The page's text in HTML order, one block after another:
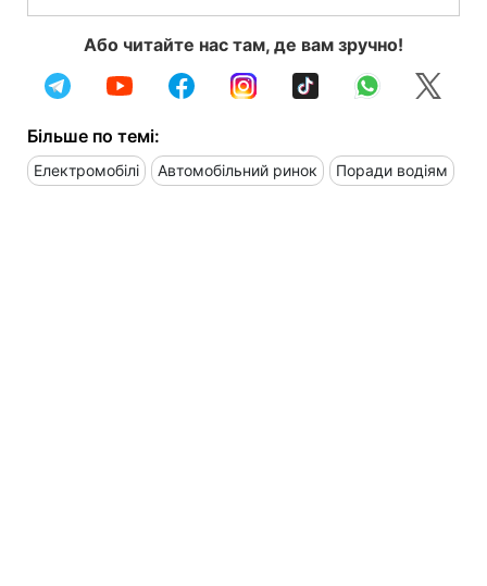
Або читайте нас там, де вам зручно!
Більше по темі:
Електромобілі Автомобільний ринок Поради водіям